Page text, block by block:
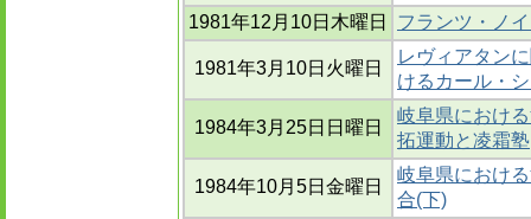
1981年12月10日木曜日
フランツ・ノ
1981年3月10日火曜日
レヴィアタン
けるカール・
1984年3月25日日曜日
岐阜県におけ
拓運動と凌霜塾
1984年10月5日金曜日
岐阜県におけ
合(下)